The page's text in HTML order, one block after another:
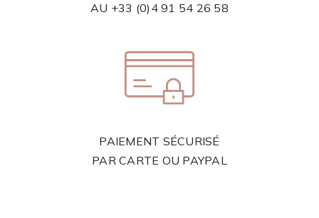
AU +33 (0)4 91 54 26 58
PAIEMENT SÉCURISÉ
PAR CARTE OU PAYPAL